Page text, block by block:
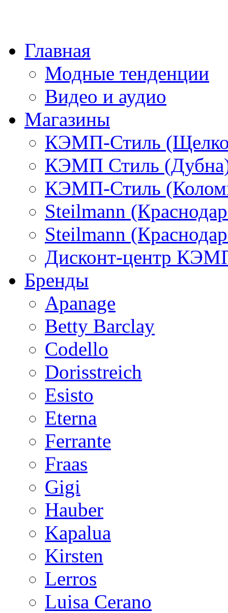
Главная
Модные тенденции
Видео и аудио
Магазины
КЭМП-Стиль
КЭМП Стиль
КЭМП-Стиль
Steilmann
Steilmann
Дисконт-центр
Бренды
Apanage
Betty Barclay
Codello
Dorisstreich
Esisto
Eterna
Ferrante
Fraas
Gigi
Hauber
Kapalua
Kirsten
Lerros
Luisa Cerano